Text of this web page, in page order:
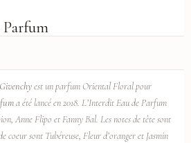
Parfum
Givenchyest un parfum Oriental Floral pour
a été lancé en 2018. L’Interdit Eau de Parfum
Anne Flipo et Fanny Bal. Les notes de tête sont
coeur sont Tubéreuse, Fleur d’oranger et Jasmin